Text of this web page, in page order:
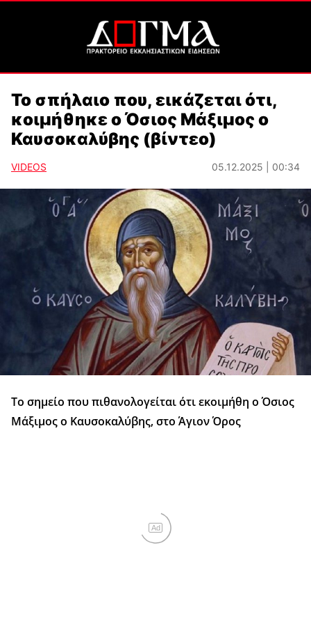
Το σπήλαιο που, εικάζεται ότι,
κοιμήθηκε ο Όσιος Μάξιμος ο
Καυσοκαλύβης (βίντεο)
VIDEOS 05.12.2025 | 00:34
Το σημείο που πιθανολογείται ότι εκοιμήθη ο Όσιος
Μάξιμος ο Καυσοκαλύβης, στο Άγιον Όρος
Ad